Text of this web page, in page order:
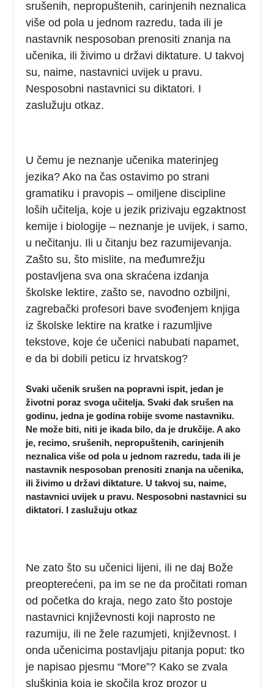
srušenih, nepropuštenih, carinjenih neznalica
više od pola u jednom razredu, tada ili je
nastavnik nesposoban prenositi znanja na
učenika, ili živimo u državi diktature. U takvoj
su, naime, nastavnici uvijek u pravu.
Nesposobni nastavnici su diktatori. I
zaslužuju otkaz.
U čemu je neznanje učenika materinjeg
jezika? Ako na čas ostavimo po strani
gramatiku i pravopis – omiljene discipline
loših učitelja, koje u jezik prizivaju egzaktnost
kemije i biologije – neznanje je uvijek, i samo,
u nečitanju. Ili u čitanju bez razumijevanja.
Zašto su, što mislite, na međumrežju
postavljena sva ona skraćena izdanja
školske lektire, zašto se, navodno ozbiljni,
zagrebački profesori bave svođenjem knjiga
iz školske lektire na kratke i razumljive
tekstove, koje će učenici nabubati napamet,
e da bi dobili peticu iz hrvatskog?
Svaki učenik srušen na popravni ispit, jedan je
životni poraz svoga učitelja. Svaki đak srušen na
godinu, jedna je godina robije svome nastavniku.
Ne može biti, niti je ikada bilo, da je drukčije. A ako
je, recimo, srušenih, nepropuštenih, carinjenih
neznalica više od pola u jednom razredu, tada ili je
nastavnik nesposoban prenositi znanja na učenika,
ili živimo u državi diktature. U takvoj su, naime,
nastavnici uvijek u pravu. Nesposobni nastavnici su
diktatori. I zaslužuju otkaz
Ne zato što su učenici lijeni, ili ne daj Bože
preopterećeni, pa im se ne da pročitati roman
od početka do kraja, nego zato što postoje
nastavnici književnosti koji naprosto ne
razumiju, ili ne žele razumjeti, književnost. I
onda učenicima postavljaju pitanja poput: tko
je napisao pjesmu “More”? Kako se zvala
sluškinja koja je skočila kroz prozor u